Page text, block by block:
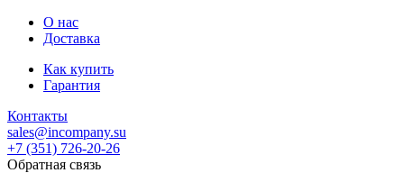
О нас
Доставка
Как купить
Гарантия
Контакты
sales@incompany.su
+7 (351) 726-20-26
Обратная связь